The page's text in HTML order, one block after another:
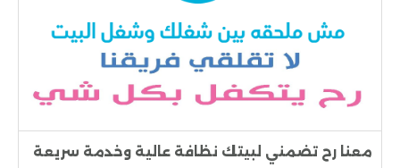
معنا رح تضمني لبيتك نظافة عالية وخدمة سريعة